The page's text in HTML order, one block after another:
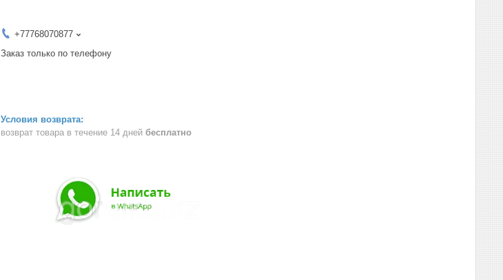
+77768070877
Заказ только по телефону
возврат товара в течение 14 дней бесплатно